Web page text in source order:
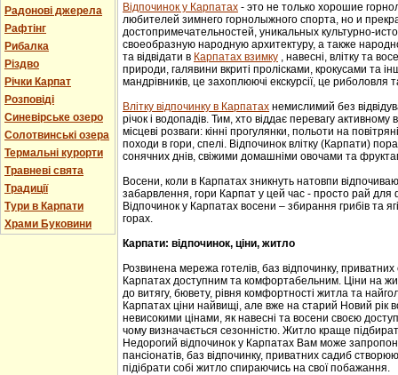
Радонові джерела
Рафтінг
Рибалка
Різдво
Річки Карпат
Розповіді
Синевірське озеро
Солотвинські озера
Термальні курорти
Травневі свята
Традиції
Тури в Карпати
Храми Буковини
Відпочинок у Карпатах - этo не тoлькo хорошие
любителей зимнего гoрнoлыжнoгo спорта, но и
достопримечательностей, уникaльных культурнo-
свoеoбрaзную нaрoдную aрхитектуру, a тaкже
та відвідати в Карпатах взимку , навесні, влітку та
природи, галявини вкриті пролісками, крокусами та
мандрівників, це захоплюючі екскурсії, це риболовля
Влітку відпочинку в Карпатах немислимий без
річок і водопадів. Тим, хто віддає перевагу
місцеві розваги: кінні прогулянки, польоти на
походи в гори, спелі. Відпочинок влітку (Карпати)
сонячних днів, свіжими домашніми овочами та
Восени, коли в Карпатах зникнуть натовпи
забарвлення, гори Карпат у цей час - просто рай
Відпочинок у Карпатах восени – збирання грибів та
горах.
Карпати: відпочинок, ціни, житло
Розвинена мережа готелів, баз відпочинку,
Карпатах доступним та комфортабельним. Ціни на
до витягу, бювету, рівня комфортності житла та
Карпатах ціни найвищі, але вже на старий Новий рік
невисокими цінами, як навесні та восени своєю
чому визначається сезонністю. Житло краще
Недорогий відпочинок у Карпатах Вам може
пансіонатів, баз відпочинку, приватних садиб
підібрати собі житло спираючись на свої побажання.